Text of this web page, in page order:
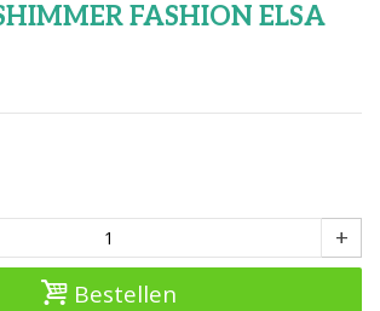
FASHION ELSA
+
Bestellen